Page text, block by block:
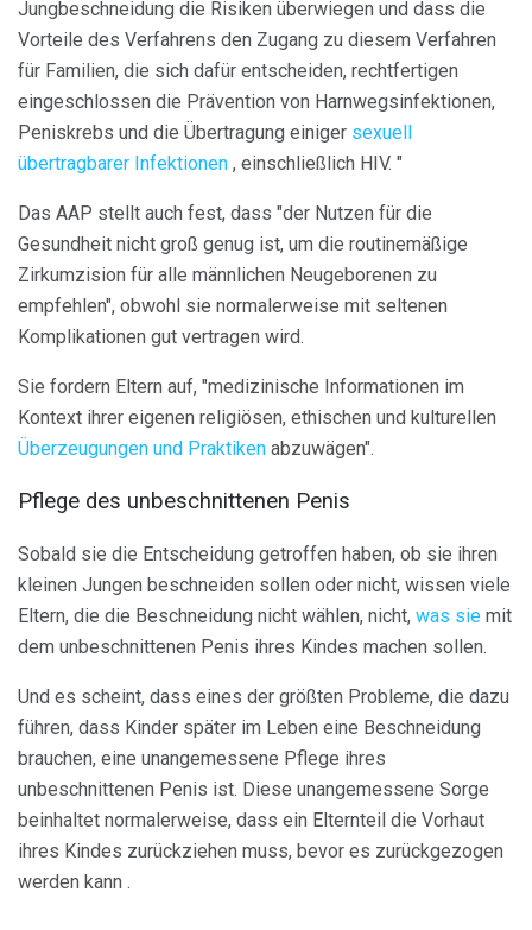
Jungbeschneidung die Risiken überwiegen und dass die
Vorteile des Verfahrens den Zugang zu diesem Verfahren
für Familien, die sich dafür entscheiden, rechtfertigen
eingeschlossen die Prävention von Harnwegsinfektionen,
Peniskrebs und die Übertragung einiger sexuell
übertragbarer Infektionen , einschließlich HIV. "
Das AAP stellt auch fest, dass "der Nutzen für die
Gesundheit nicht groß genug ist, um die routinemäßige
Zirkumzision für alle männlichen Neugeborenen zu
empfehlen", obwohl sie normalerweise mit seltenen
Komplikationen gut vertragen wird.
Sie fordern Eltern auf, "medizinische Informationen im
Kontext ihrer eigenen religiösen, ethischen und kulturellen
Überzeugungen und Praktiken abzuwägen".
Pflege des unbeschnittenen Penis
Sobald sie die Entscheidung getroffen haben, ob sie ihren
kleinen Jungen beschneiden sollen oder nicht, wissen viele
Eltern, die die Beschneidung nicht wählen, nicht, was sie mit
dem unbeschnittenen Penis ihres Kindes machen sollen.
Und es scheint, dass eines der größten Probleme, die dazu
führen, dass Kinder später im Leben eine Beschneidung
brauchen, eine unangemessene Pflege ihres
unbeschnittenen Penis ist. Diese unangemessene Sorge
beinhaltet normalerweise, dass ein Elternteil die Vorhaut
ihres Kindes zurückziehen muss, bevor es zurückgezogen
werden kann .